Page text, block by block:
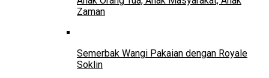
Zaman
Semerbak Wangi Pakaian dengan Royale
Soklin